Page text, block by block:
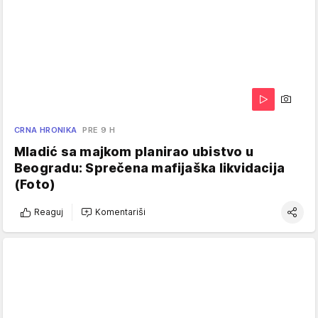
CRNA HRONIKA PRE 9 H
Mladić sa majkom planirao ubistvo u
Beogradu: Sprečena mafijaška likvidacija
(Foto)
Reaguj Komentariši